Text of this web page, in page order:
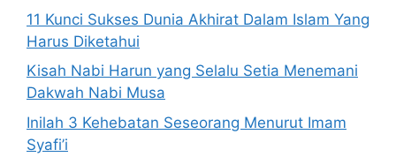
11 Kunci Sukses Dunia Akhirat Dalam Islam Yang
Harus Diketahui
Kisah Nabi Harun yang Selalu Setia Menemani
Dakwah Nabi Musa
Inilah 3 Kehebatan Seseorang Menurut Imam
Syafi’i